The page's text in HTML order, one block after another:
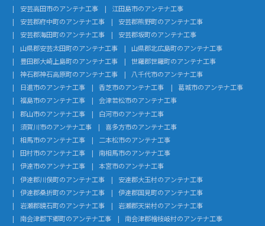
安芸高田市のアンテナ工事
江田島市のアンテナ工事
安芸郡府中町のアンテナ工事
安芸郡熊野町のアンテナ工事
安芸郡海田町のアンテナ工事
安芸郡坂町のアンテナ工事
山県郡安芸太田町のアンテナ工事
山県郡北広島町のアンテナ工事
豊田郡大崎上島町のアンテナ工事
世羅郡世羅町のアンテナ工事
神石郡神石高原町のアンテナ工事
八千代市のアンテナ工事
日進市のアンテナ工事
香芝市のアンテナ工事
葛城市のアンテナ工事
福島市のアンテナ工事
会津若松市のアンテナ工事
郡山市のアンテナ工事
白河市のアンテナ工事
須賀川市のアンテナ工事
喜多方市のアンテナ工事
相馬市のアンテナ工事
二本松市のアンテナ工事
田村市のアンテナ工事
南相馬市のアンテナ工事
伊達市のアンテナ工事
本宮市のアンテナ工事
伊達郡川俣町のアンテナ工事
安達郡大玉村のアンテナ工事
伊達郡桑折町のアンテナ工事
伊達郡国見町のアンテナ工事
岩瀬郡鏡石町のアンテナ工事
岩瀬郡天栄村のアンテナ工事
南会津郡下郷町のアンテナ工事
南会津郡檜枝岐村のアンテナ工事